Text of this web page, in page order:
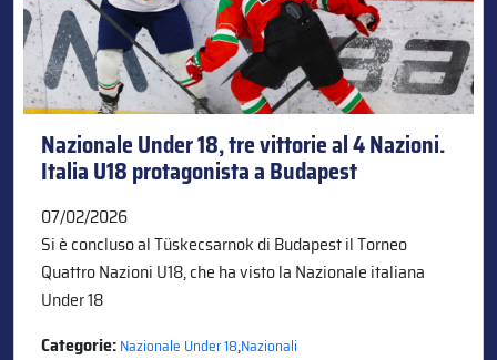
Nazionale Under 18, tre vittorie al 4 Nazioni.
Italia U18 protagonista a Budapest
07/02/2026
Si è concluso al Tüskecsarnok di Budapest il Torneo
Quattro Nazioni U18, che ha visto la Nazionale italiana
Under 18
Categorie:Nazionale Under 18,Nazionali